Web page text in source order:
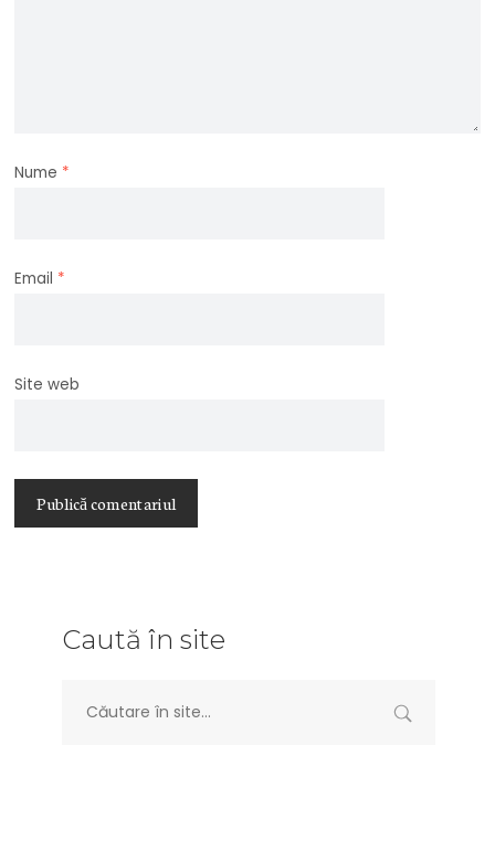
Nume *
Email *
Site web
Caută în site